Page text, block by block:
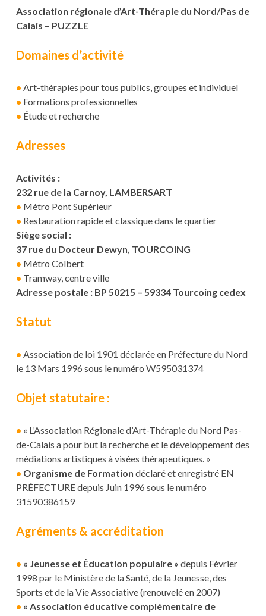
Association régionale d’Art-Thérapie du Nord/Pas de
Calais – PUZZLE
Domaines d’activité
• Art-thérapies pour tous publics, groupes et individuel
• Formations professionnelles
• Étude et recherche
Adresses
Activités :
232 rue de la Carnoy, LAMBERSART
• Métro Pont Supérieur
• Restauration rapide et classique dans le quartier
Siège social :
37 rue du Docteur Dewyn, TOURCOING
• Métro Colbert
• Tramway, centre ville
Adresse postale : BP 50215 – 59334 Tourcoing cedex
Statut
• Association de loi 1901 déclarée en Préfecture du Nord
le 13 Mars 1996 sous le numéro W595031374
Objet statutaire :
• « L’Association Régionale d’Art-Thérapie du Nord Pas-
de-Calais a pour but la recherche et le développement des
médiations artistiques à visées thérapeutiques. »
• Organisme de Formation déclaré et enregistré EN
PRÉFECTURE depuis Juin 1996 sous le numéro
31590386159
Agréments & accréditation
• « Jeunesse et Éducation populaire » depuis Février
1998 par le Ministère de la Santé, de la Jeunesse, des
Sports et de la Vie Associative (renouvelé en 2007)
• « Association éducative complémentaire de